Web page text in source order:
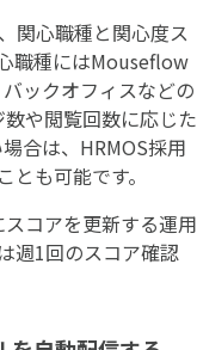
関心職種と関心度ス
職種にはMouseflow
ックオフィスなどの
や閲覧回数に応じた
合は、HRMOS採用
も可能です。
コアを更新する運用
週1回のスコア確認